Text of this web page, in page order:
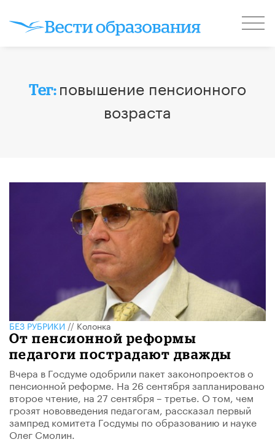
Тег: повышение пенсионного
возраста
БЕЗ РУБРИКИ//Колонка
От пенсионной реформы
педагоги пострадают дважды
Вчера в Госдуме одобрили пакет законопроектов о
пенсионной реформе. На 26 сентября запланировано
второе чтение, на 27 сентября – третье. О том, чем
грозят нововведения педагогам, рассказал первый
зампред комитета Госдумы по образованию и науке
Олег Смолин.